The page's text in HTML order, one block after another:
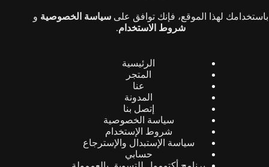
باستخدامك لهذا الموقع، فإنك توافق علىسياسة الخصوصية و
شروط الاستخدام.
الرئيسية
المتجر
عنا
المدونة
إتصل بنا
سياسة الخصوصية
شروط الإستخدام
سياسة الإستبدال والإسترجاع
حسابي